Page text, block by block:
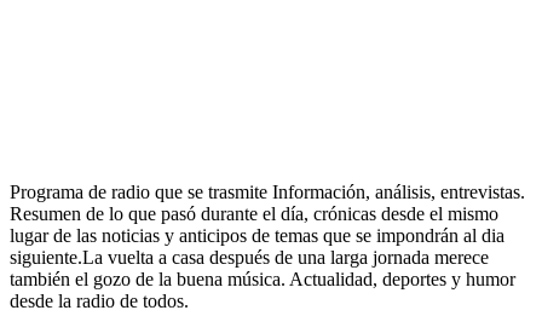
Programa de radio que se trasmite Información, análisis, entrevistas.
Resumen de lo que pasó durante el día, crónicas desde el mismo
lugar de las noticias y anticipos de temas que se impondrán al dia
siguiente.La vuelta a casa después de una larga jornada merece
también el gozo de la buena música. Actualidad, deportes y humor
desde la radio de todos.